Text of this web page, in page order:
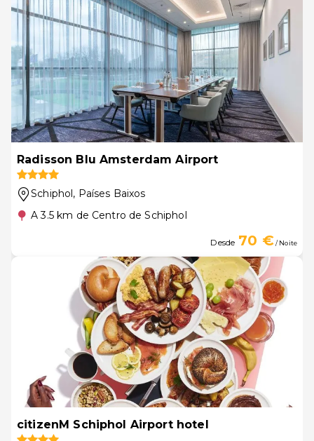
Radisson Blu Amsterdam Airport
Schiphol, Países Baixos
A 3.5 km de Centro de Schiphol
Desde 70 €/ Noite
citizenM Schiphol Airport hotel